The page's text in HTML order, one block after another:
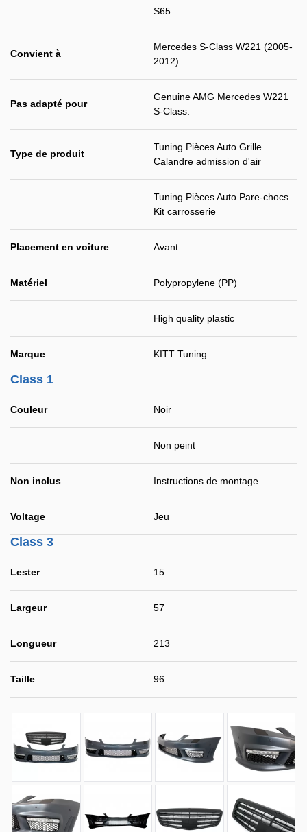
S65
Convient à
Mercedes S-Class W221 (2005-
2012)
Pas adapté pour
Genuine AMG Mercedes W221
S-Class.
Type de produit
Tuning Pièces Auto Grille
Calandre admission d'air
Tuning Pièces Auto Pare-chocs
Kit carrosserie
Placement en voiture Avant
Matériel Polypropylene (PP)
High quality plastic
Marque KITT Tuning
Class 1
Couleur Noir
Non peint
Non inclus Instructions de montage
Voltage Jeu
Class 3
Lester 15
Largeur 57
Longueur 213
Taille 96